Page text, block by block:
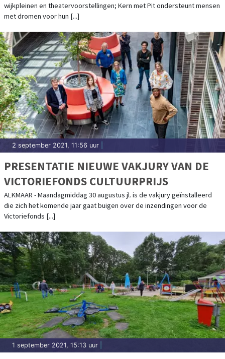
wijkpleinen en theatervoorstellingen; Kern met Pit ondersteunt mensen
met dromen voor hun [...]
2 september 2021, 11:56 uur
PRESENTATIE NIEUWE VAKJURY VAN DE
VICTORIEFONDS CULTUURPRIJS
ALKMAAR - Maandagmiddag 30 augustus jl. is de vakjury geïnstalleerd
die zich het komende jaar gaat buigen over de inzendingen voor de
Victoriefonds [...]
1 september 2021, 15:13 uur